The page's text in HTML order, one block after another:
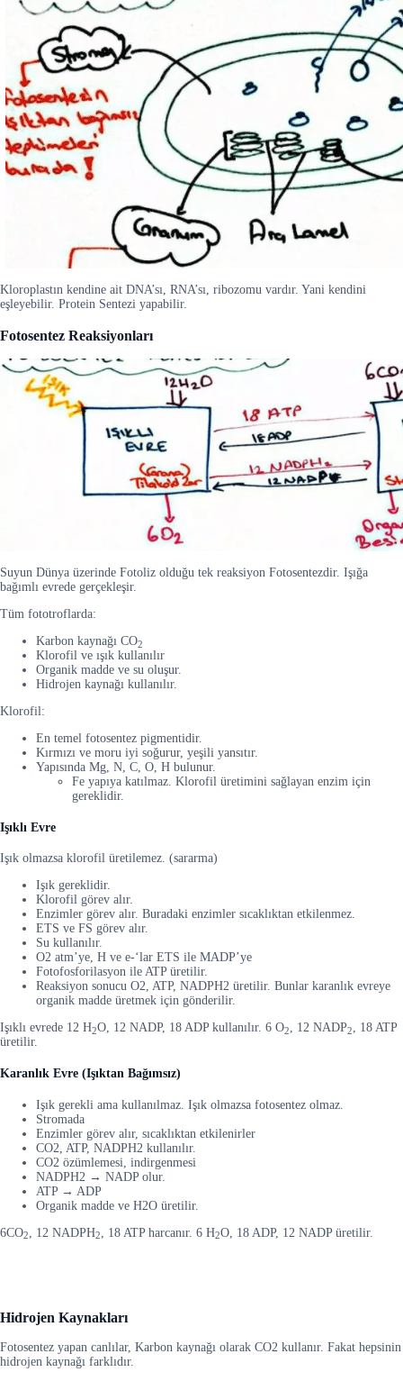
Kloroplastın kendine ait DNA’sı, RNA’sı, ribozomu vardır. Yani kendini
eşleyebilir. Protein Sentezi yapabilir.
Fotosentez Reaksiyonları
Suyun Dünya üzerinde Fotoliz olduğu tek reaksiyon Fotosentezdir. Işığa
bağımlı evrede gerçekleşir.
Tüm fototroflarda:
Karbon kaynağı CO2
Klorofil ve ışık kullanılır
Organik madde ve su oluşur.
Hidrojen kaynağı kullanılır.
Klorofil:
En temel fotosentez pigmentidir.
Kırmızı ve moru iyi soğurur, yeşili yansıtır.
Yapısında Mg, N, C, O, H bulunur.
Fe yapıya katılmaz. Klorofil üretimini sağlayan enzim için
gereklidir.
Işıklı Evre
Işık olmazsa klorofil üretilemez. (sararma)
Işık gereklidir.
Klorofil görev alır.
Enzimler görev alır. Buradaki enzimler sıcaklıktan etkilenmez.
ETS ve FS görev alır.
Su kullanılır.
O2 atm’ye, H ve e-‘lar ETS ile MADP’ye
Fotofosforilasyon ile ATP üretilir.
Reaksiyon sonucu O2, ATP, NADPH2 üretilir. Bunlar karanlık evreye
organik madde üretmek için gönderilir.
Işıklı evrede 12 H2O, 12 NADP, 18 ADP kullanılır. 6 O2, 12 NADP2, 18 ATP
üretilir.
Karanlık Evre (Işıktan Bağımsız)
Işık gerekli ama kullanılmaz. Işık olmazsa fotosentez olmaz.
Stromada
Enzimler görev alır, sıcaklıktan etkilenirler
CO2, ATP, NADPH2 kullanılır.
CO2 özümlemesi, indirgenmesi
NADPH2 → NADP olur.
ATP → ADP
Organik madde ve H2O üretilir.
6CO2 , 12 NADPH2 , 18 ATP harcanır. 6 H2O, 18 ADP, 12 NADP üretilir.
Hidrojen Kaynakları
Fotosentez yapan canlılar, Karbon kaynağı olarak CO2 kullanır. Fakat hepsinin
hidrojen kaynağı farklıdır.